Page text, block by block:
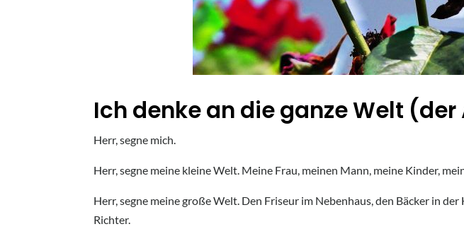
Ich denke an die ganze Welt
Herr, segne mich.
Herr, segne meine kleine Welt. Meine Frau, meinen Mann, meine Kinder,
Herr, segne meine große Welt. Den Friseur im Nebenhaus, den Bäcker in
Richter.